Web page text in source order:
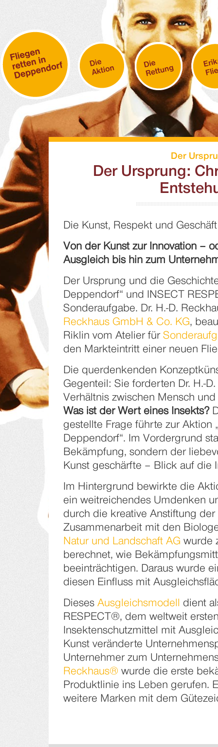
Der
Der Ursprung:
Die Kunst, Respekt und
Von der Kunst zur Innovation –
Ausgleich bis hin zum
Der Ursprung und die
Deppendorf“ und INSECT
Sonderaufgabe. Dr. H.-D.
Reckhaus GmbH & Co. KG,
Riklin vom Atelier für
den Markteintritt einer neuen
Die querdenkenden
Gegenteil: Sie forderten Dr. H.-
Verhältnis zwischen Mensch
Was ist der Wert eines Insekts?
gestellte Frage führte zur Aktion
Deppendorf“. Im Vordergrund
Bekämpfung, sondern der
Kunst geschärfte – Blick auf die
Im Hintergrund bewirkte die
ein weitreichendes Umdenken
durch die kreative Anstiftung
Zusammenarbeit mit den
Natur und Landschaft AG wurde
berechnet, wie
beeinträchtigen. Daraus wurde
diesen Einfluss mit
Dieses Ausgleichsmodell dient
RESPECT®, dem weltweit
Insektenschutzmittel mit
Kunst veränderte
Unternehmer zum
Reckhaus® wurde die erste
Produktlinie ins Leben gerufen.
weitere Marken mit dem